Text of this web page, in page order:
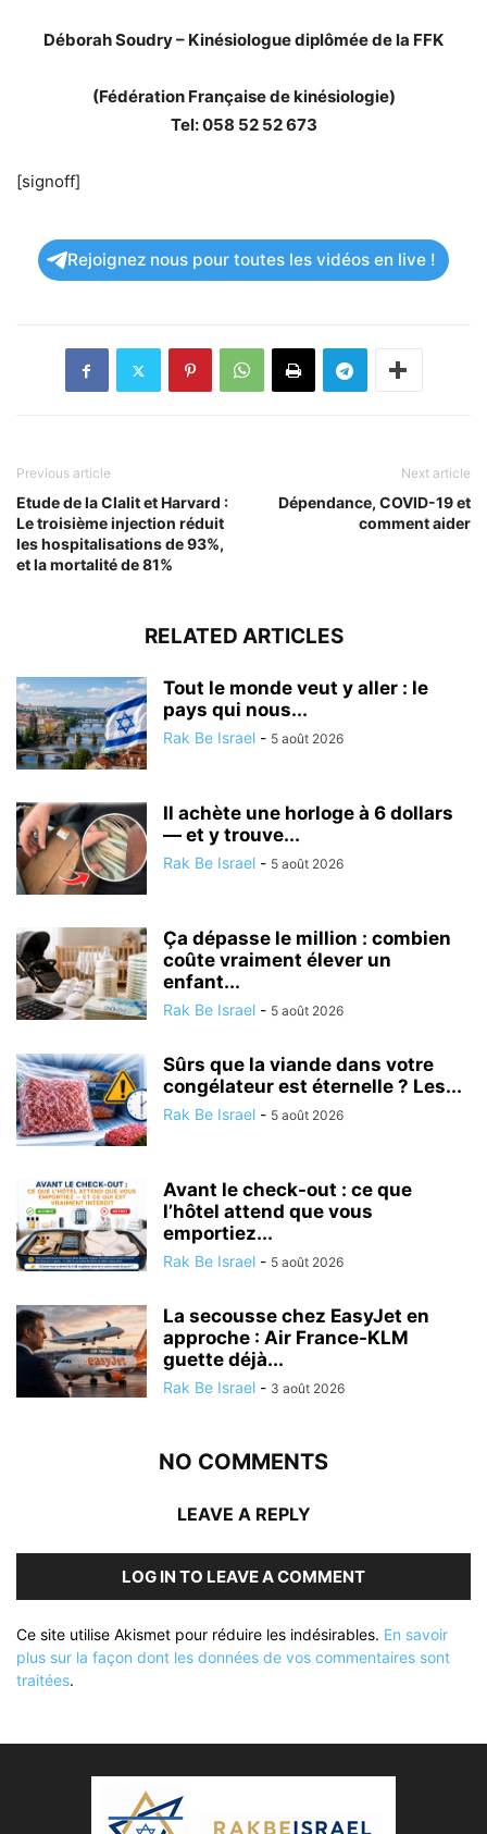
Déborah Soudry – Kinésiologue diplômée de la FFK
(Fédération Française de kinésiologie)
Tel: 058 52 52 673
[signoff]
Rejoignez nous pour toutes les vidéos en live !
Previous article
Etude de la Clalit et Harvard :
Le troisième injection réduit
les hospitalisations de 93%,
et la mortalité de 81%
Next article
Dépendance, COVID-19 et
comment aider
RELATED ARTICLES
Tout le monde veut y aller : le
pays qui nous...
Rak Be Israel - 5 août 2026
Il achète une horloge à 6 dollars
— et y trouve...
Rak Be Israel - 5 août 2026
Ça dépasse le million : combien
coûte vraiment élever un
enfant...
Rak Be Israel - 5 août 2026
Sûrs que la viande dans votre
congélateur est éternelle ? Les...
Rak Be Israel - 5 août 2026
Avant le check-out : ce que
l’hôtel attend que vous
emportiez...
Rak Be Israel - 5 août 2026
La secousse chez EasyJet en
approche : Air France-KLM
guette déjà...
Rak Be Israel - 3 août 2026
NO COMMENTS
LEAVE A REPLY
LOG IN TO LEAVE A COMMENT
Ce site utilise Akismet pour réduire les indésirables. En savoir
plus sur la façon dont les données de vos commentaires sont
traitées.